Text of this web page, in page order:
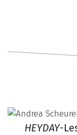
HEYDAY-